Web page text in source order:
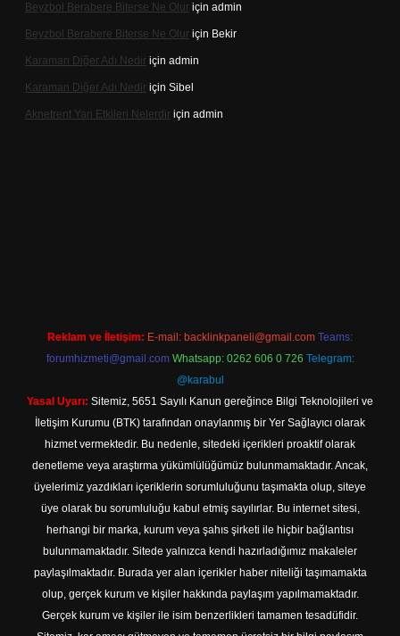
Beyzbol Berabere Biterse Ne Olur için admin
Beyzbol Berabere Biterse Ne Olur için Bekir
Karaman Diğer Adı Nedir için admin
Karaman Diğer Adı Nedir için Sibel
Aknetrent Yan Etkileri Nelerdir için admin
Reklam ve İletişim: E-mail: backlinkpaneli@gmail.com Teams:
forumhizmeti@gmail.com Whatsapp: 0262 606 0 726 Telegram:
@karabul
Yasal Uyarı: Sitemiz, 5651 Sayılı Kanun gereğince Bilgi Teknolojileri ve
İletişim Kurumu (BTK) tarafından onaylanmış bir Yer Sağlayıcı olarak
hizmet vermektedir. Bu nedenle, sitedeki içerikleri proaktif olarak
denetleme veya araştırma yükümlülüğümüz bulunmamaktadır. Ancak,
üyelerimiz yazdıkları içeriklerin sorumluluğunu taşımakta olup, siteye
üye olarak bu sorumluluğu kabul etmiş sayılırlar. Bu internet sitesi,
herhangi bir marka, kurum veya şahıs şirketi ile hiçbir bağlantısı
bulunmamaktadır. Sitede yalnızca kendi hazırladığımız makaleler
paylaşılmaktadır. Burada yer alan içerikler haber niteliği taşımamakta
olup, gerçek kurum ve kişiler hakkında paylaşım yapılmamaktadır.
Gerçek kurum ve kişiler ile isim benzerlikleri tamamen tesadüfidir.